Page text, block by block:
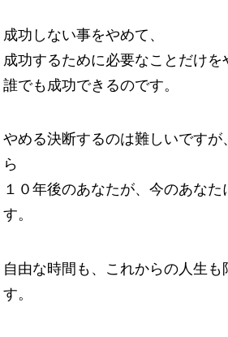
成功しない事をやめて、
成功するために必要なことだけを
誰でも成功できるのです。
やめる決断するのは難しいですが
ら
１０年後のあなたが、今のあな
す。
自由な時間も、これからの人生
す。